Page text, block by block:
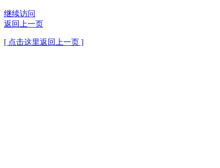
继续访问
返回上一页
[ 点击这里返回上一页 ]